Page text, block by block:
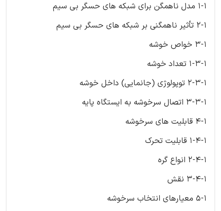
1-1 مدل ناهمگن برای شبکه های حسگر بی سیم
2-1 تأثیر ناهمگنی بر شبکه های حسگر بی سیم
3-1 خواص خوشه
1-3-1 تعداد خوشه
2-3-1 توپولوژی (جانمایی) داخل خوشه
3-3-1 اتصال سرخوشه به ایستگاه پایه
4-1 قابلیت های سرخوشه
1-4-1 قابلیت تحرک
2-4-1 انواع گره
3-4-1 نقش
5-1 معیارهای انتخاب سرخوشه